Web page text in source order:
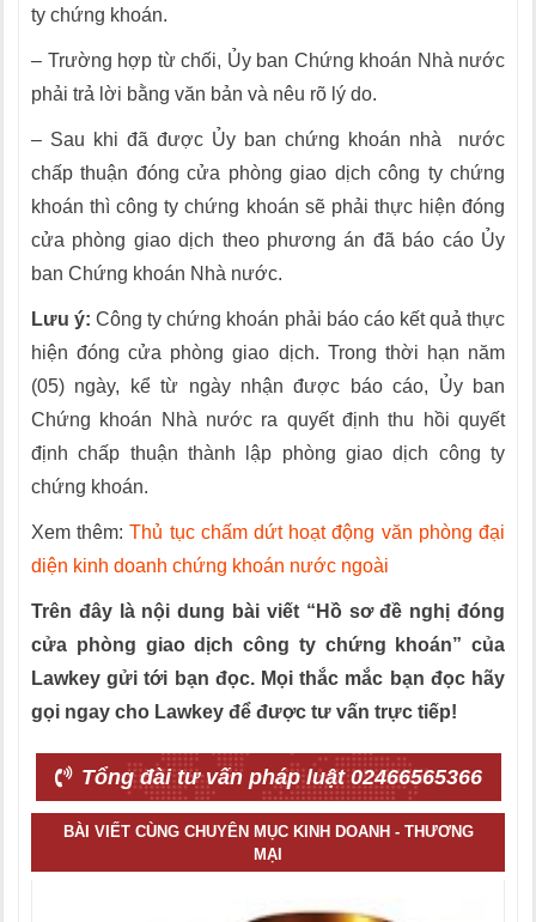
ty chứng khoán.
– Trường hợp từ chối, Ủy ban Chứng khoán Nhà nước
phải trả lời bằng văn bản và nêu rõ lý do.
– Sau khi đã được Ủy ban chứng khoán nhà nước
chấp thuận đóng cửa phòng giao dịch công ty chứng
khoán thì công ty chứng khoán sẽ phải thực hiện đóng
cửa phòng giao dịch theo phương án đã báo cáo Ủy
ban Chứng khoán Nhà nước.
Lưu ý: Công ty chứng khoán phải báo cáo kết quả thực
hiện đóng cửa phòng giao dịch. Trong thời hạn năm
(05) ngày, kể từ ngày nhận được báo cáo, Ủy ban
Chứng khoán Nhà nước ra quyết định thu hồi quyết
định chấp thuận thành lập phòng giao dịch công ty
chứng khoán.
Xem thêm:Thủ tục chấm dứt hoạt động văn phòng đại
diện kinh doanh chứng khoán nước ngoài
Trên đây là nội dung bài viết “Hồ sơ đề nghị đóng
cửa phòng giao dịch công ty chứng khoán” của
Lawkey gửi tới bạn đọc. Mọi thắc mắc bạn đọc hãy
gọi ngay cho Lawkey để được tư vấn trực tiếp!
Tổng đài tư vấn pháp luật 02466565366
BÀI VIẾT CÙNG CHUYÊN MỤC KINH DOANH - THƯƠNG
MẠI